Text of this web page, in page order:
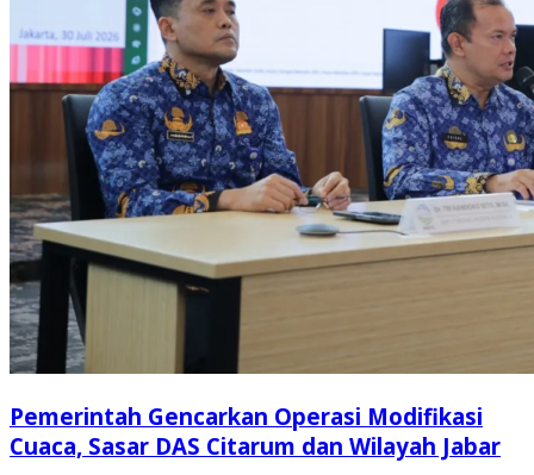
Pemerintah Gencarkan Operasi Modifikasi
Cuaca, Sasar DAS Citarum dan Wilayah Jabar